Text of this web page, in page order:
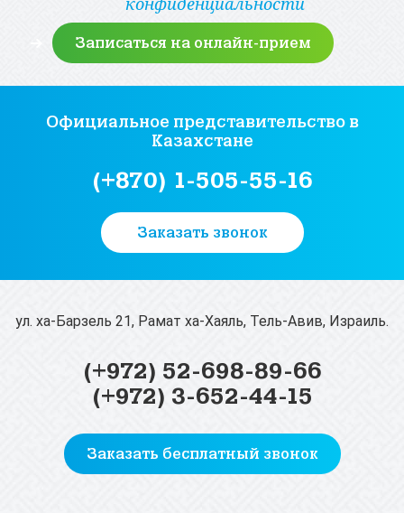
Официальное представительство в
Казахстане
(+870) 1-505-55-16
Заказать звонок
(+972) 52-698-89-66
(+972) 3-652-44-15
Заказать бесплатный звонок
ул. ха-Барзель 21, Рамат ха-Хаяль, Тель-Авив, Израиль.